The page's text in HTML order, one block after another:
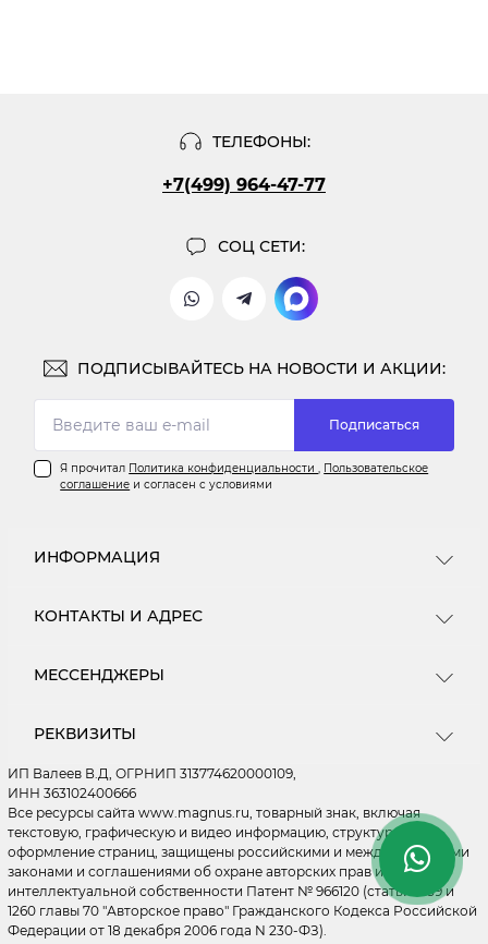
ТЕЛЕФОНЫ:
+7(499) 964-47-77
СОЦ СЕТИ:
ПОДПИСЫВАЙТЕСЬ НА НОВОСТИ И АКЦИИ:
Подписаться
Я прочитал Политика конфиденциальности, Пользовательское
соглашение и согласен с условиями
ИНФОРМАЦИЯ
О магазине
Ищем новых поставщиков
Мы на Wildberries
Мы на Я.Маркете
Политика конфиденциальности
Правила применения рекомендательных
технологий
Быстрые и понятные ответы на вопросы
Личный кабинет
КОНТАКТЫ И АДРЕС
(внешняя сторона) ул Энергетиков д. 24 ПН - ПТ: с
- 29, 30, 31 ворота. ДОСТАВКА ТОВАРОВ
на странице "Доставка"
ordermagnus@ya.ru
Обработка заказов 24/7
Склад ПН - ПТ: с 10.00 до 19.00 (СБ - ВС - Выходные)
МЕССЕНДЖЕРЫ
MAX
РЕКВИЗИТЫ
ИП Валеев В.Д, ОГРНИП 313774620000109,
ИНН 363102400666
Все ресурсы сайта www.magnus.ru, товарный знак, включая
текстовую, графическую и видео информацию, структуру и
оформление страниц, защищены российскими и международными
законами и соглашениями об охране авторских прав и
интеллектуальной собственности Патент № 966120 (статьи 1259 и
1260 главы 70 "Авторское право" Гражданского Кодекса Российской
Федерации от 18 декабря 2006 года N 230-ФЗ).